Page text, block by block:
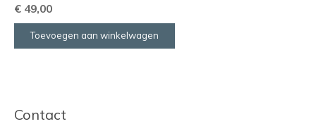
€49,00
Toevoegen aan winkelwagen
Contact